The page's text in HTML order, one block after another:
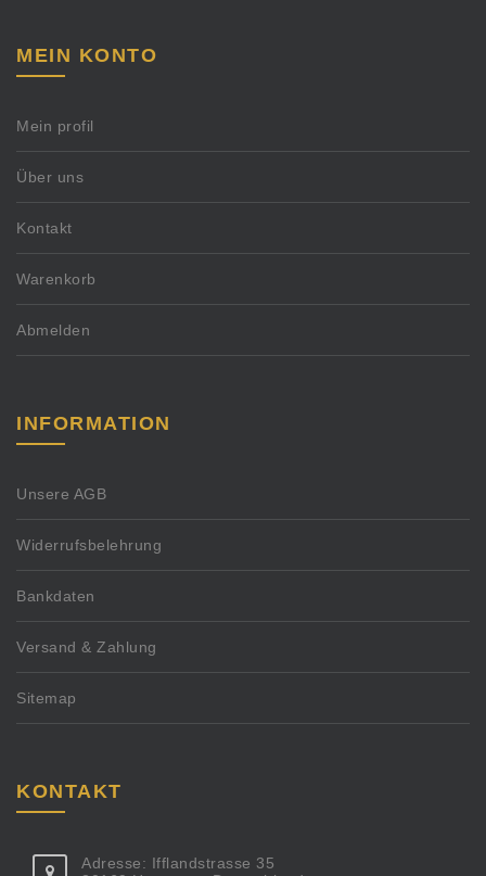
MEIN KONTO
Mein profil
Über uns
Kontakt
Warenkorb
Abmelden
INFORMATION
Unsere AGB
Widerrufsbelehrung
Bankdaten
Versand & Zahlung
Sitemap
KONTAKT
Adresse: Ifflandstrasse 35